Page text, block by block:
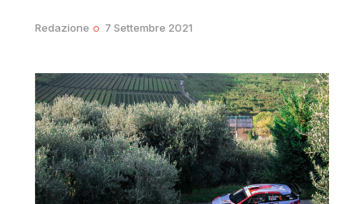
Redazione 7 Settembre 2021